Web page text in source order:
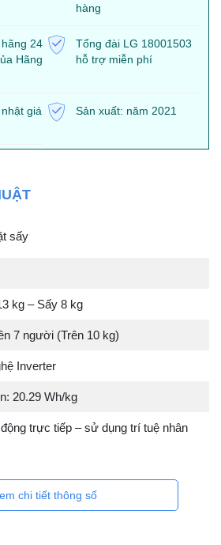
hàng
24
Hãng
Tổng đài LG 18001503
hỗ trợ miễn phí
giá
Sản xuất: năm 2021
sấy
kg – Sấy 8 kg
7 người (Trên 10 kg)
Inverter
20.29 Wh/kg
trực tiếp – sử dụng trí tuệ nhân
chi tiết thông số